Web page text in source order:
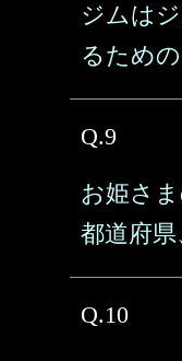
ジムは
るため
Q.9
お姫さ
都道府県
Q.10